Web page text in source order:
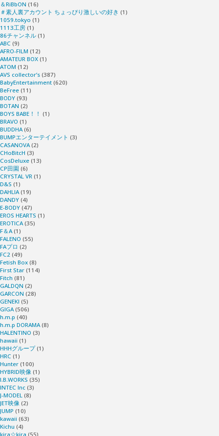
＆RiBbON (16)
＃素人裏アカウント ちょっぴり激しいの好き (1)
1059.tokyo (1)
1113工房 (1)
86チャンネル (1)
ABC (9)
AFRO-FILM (12)
AMATEUR BOX (1)
ATOM (12)
AVS collector’s (387)
BabyEntertainment (620)
BeFree (11)
BODY (93)
BOTAN (2)
BOYS BABE！！ (1)
BRAVO (1)
BUDDHA(6)
BUMPエンターテイメント (3)
CASANOVA(2)
CHoBitcH (3)
CosDeluxe (13)
CP田園 (6)
CRYSTAL VR (1)
D&S (1)
DAHLIA(19)
DANDY (4)
E-BODY (47)
EROS HEARTS (1)
EROTICA(35)
F＆A(1)
FALENO (55)
FAプロ (2)
FC2 (49)
Fetish Box (8)
First Star (114)
Fitch (81)
GALDQN (2)
GARCON (28)
GENEKI (5)
GIGA(506)
h.m.p (40)
h.m.p DORAMA(8)
HALENTINO (3)
hawaii (1)
HHHグループ(1)
HRC (1)
Hunter (100)
HYBRID映像 (1)
I.B.WORKS (35)
INTEC Inc (3)
J-MODEL (8)
JET映像 (2)
JUMP (10)
kawaii (63)
Kichu (4)
kira☆kira (55)